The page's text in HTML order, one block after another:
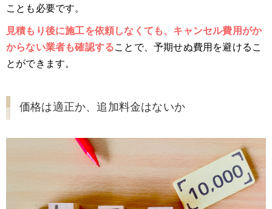
ことも必要です。
見積もり後に施工を依頼しなくても、キャンセル費用がか
からない業者も確認することで、予期せぬ費用を避けるこ
とができます。
価格は適正か、追加料金はないか